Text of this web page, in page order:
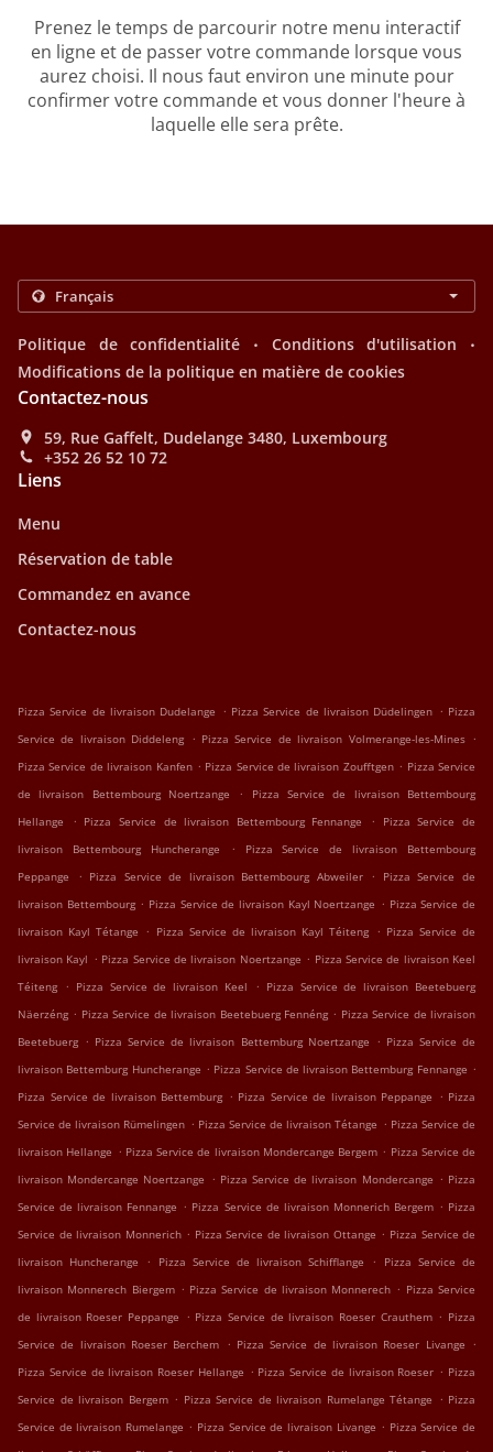
Prenez le temps de parcourir notre menu interactif
en ligne et de passer votre commande lorsque vous
aurez choisi. Il nous faut environ une minute pour
confirmer votre commande et vous donner l'heure à
laquelle elle sera prête.
Politique de confidentialité . Conditions d'utilisation .
Modifications de la politique en matière de cookies
Contactez-nous
59, Rue Gaffelt, Dudelange 3480, Luxembourg
+352 26 52 10 72
Liens
Menu
Réservation de table
Commandez en avance
Contactez-nous
Pizza Service de livraison Dudelange . Pizza Service de livraison Düdelingen . Pizza
Service de livraison Diddeleng . Pizza Service de livraison Volmerange-les-Mines .
Pizza Service de livraison Kanfen . Pizza Service de livraison Zoufftgen . Pizza Service
de livraison Bettembourg Noertzange
.
Pizza Service de livraison Bettembourg
Hellange
. Pizza Service de livraison Bettembourg Fennange .
Pizza Service de
livraison Bettembourg Huncherange
.
Pizza Service de livraison Bettembourg
Peppange
. Pizza Service de livraison Bettembourg Abweiler .
Pizza Service de
livraison Bettembourg . Pizza Service de livraison Kayl Noertzange . Pizza Service de
livraison Kayl Tétange
. Pizza Service de livraison Kayl Téiteng . Pizza Service de
livraison Kayl . Pizza Service de livraison Noertzange . Pizza Service de livraison Keel
Téiteng . Pizza Service de livraison Keel . Pizza Service de livraison Beetebuerg
Näerzéng . Pizza Service de livraison Beetebuerg Fennéng . Pizza Service de livraison
Beetebuerg . Pizza Service de livraison Bettemburg Noertzange . Pizza Service de
livraison Bettemburg Huncherange . Pizza Service de livraison Bettemburg Fennange .
Pizza Service de livraison Bettemburg . Pizza Service de livraison Peppange . Pizza
Service de livraison Rümelingen . Pizza Service de livraison Tétange . Pizza Service de
livraison Hellange . Pizza Service de livraison Mondercange Bergem . Pizza Service de
livraison Mondercange Noertzange . Pizza Service de livraison Mondercange . Pizza
Service de livraison Fennange . Pizza Service de livraison Monnerich Bergem . Pizza
Service de livraison Monnerich . Pizza Service de livraison Ottange . Pizza Service de
livraison Huncherange
. Pizza Service de livraison Schifflange .
Pizza Service de
livraison Monnerech Biergem . Pizza Service de livraison Monnerech . Pizza Service
de livraison Roeser Peppange . Pizza Service de livraison Roeser Crauthem . Pizza
Service de livraison Roeser Berchem . Pizza Service de livraison Roeser Livange .
Pizza Service de livraison Roeser Hellange . Pizza Service de livraison Roeser . Pizza
Service de livraison Bergem . Pizza Service de livraison Rumelange Tétange . Pizza
Service de livraison Rumelange . Pizza Service de livraison Livange . Pizza Service de